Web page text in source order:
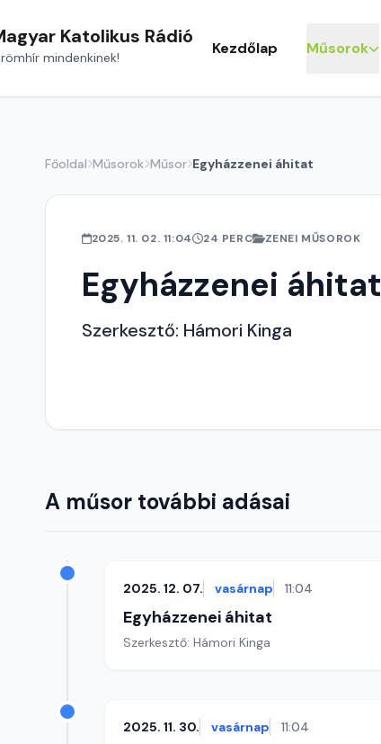
Katolikus Rádió
mindenkinek! Kezdőlap Műsorok
Főoldal Műsorok Műsor Egyházzenei áhitat
2025. 11. 02. 11:04 24 PERC ZENEI MŰSOROK
Egyházzenei áhitat
Szerkesztő: Hámori Kinga
A műsor további adásai
2025. 12. 07. vasárnap 11:04
Egyházzenei áhitat
Szerkesztő: Hámori Kinga
2025. 11. 30. vasárnap 11:04